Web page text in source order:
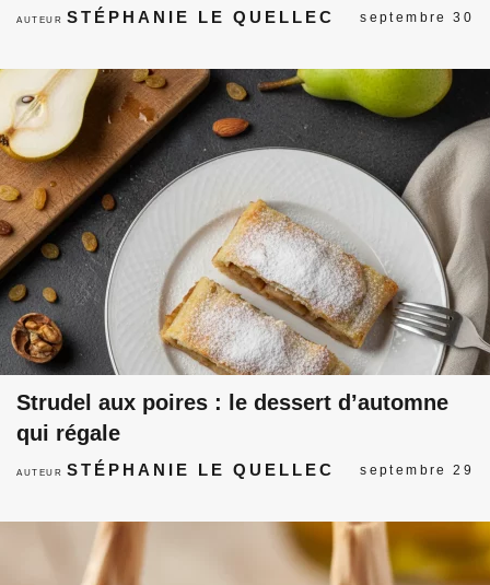
AUTEURSTÉPHANIE LE QUELLEC septembre 30
Strudel aux poires : le dessert d’automne
qui régale
AUTEURSTÉPHANIE LE QUELLEC septembre 29